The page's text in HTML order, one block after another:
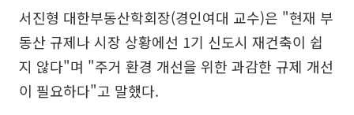
서진형 대한부동산학회장(경인여대 교수)은 "현재 부
동산 규제나 시장 상황에선 1기 신도시 재건축이 쉽
지 않다"며 "주거 환경 개선을 위한 과감한 규제 개선
이 필요하다"고 말했다.